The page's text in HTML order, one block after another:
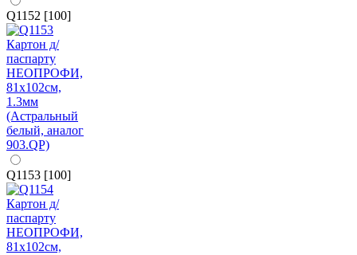
Q1152 [100]
Q1153 [100]